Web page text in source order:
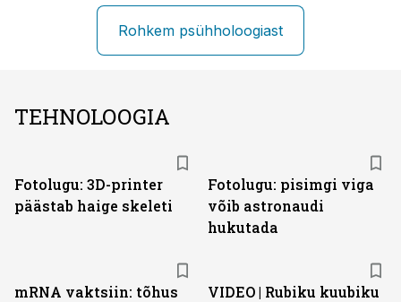
Rohkem psühholoogiast
TEHNOLOOGIA
Fotolugu: 3D-printer
päästab haige skeleti
Fotolugu: pisimgi viga
võib astronaudi
hukutada
mRNA vaktsiin: tõhus
VIDEO | Rubiku kuubiku